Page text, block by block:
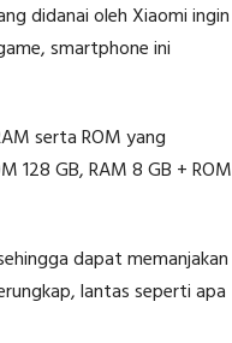
didanai oleh Xiaomi ingin
smartphone ini
serta ROM yang
128 GB, RAM 8 GB + ROM
dapat memanjakan
lantas seperti apa